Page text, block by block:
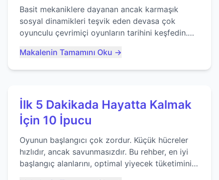
Basit mekaniklere dayanan ancak karmaşık
sosyal dinamikleri teşvik eden devasa çok
oyunculu çevrimiçi oyunların tarihini keşfedin.
Makalenin Tamamını Oku →
İlk 5 Dakikada Hayatta Kalmak
İçin 10 İpucu
Oyunun başlangıcı çok zordur. Küçük hücreler
hızlıdır, ancak savunmasızdır. Bu rehber, en iyi
başlangıç alanlarını, optimal yiyecek tüketimini